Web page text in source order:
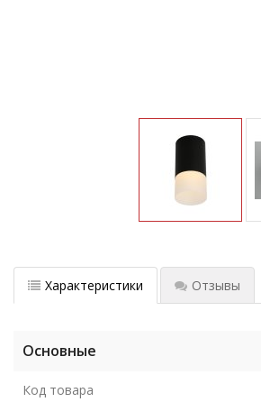
Характеристики Отзывы
Основные
Код товара